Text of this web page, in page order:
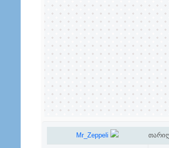
Mr_Zeppeli